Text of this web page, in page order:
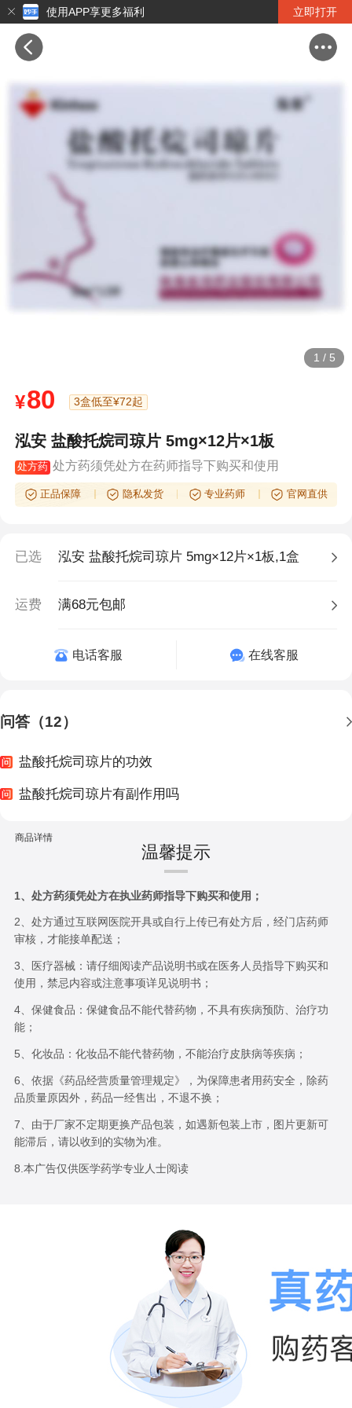
使用APP享更多福利 立即打开
1 / 5
¥80 3盒低至¥72起
泓安 盐酸托烷司琼片 5mg×12片×1板
处方药 处方药须凭处方在药师指导下购买和使用
正品保障 隐私发货 专业药师 官网直供
已选 泓安 盐酸托烷司琼片 5mg×12片×1板,1盒
运费 满68元包邮
电话客服 在线客服
问答（12）
盐酸托烷司琼片的功效
盐酸托烷司琼片有副作用吗
商品详情
温馨提示
1、处方药须凭处方在执业药师指导下购买和使用；
2、处方通过互联网医院开具或自行上传已有处方后，经门店药师
审核，才能接单配送；
3、医疗器械：请仔细阅读产品说明书或在医务人员指导下购买和
使用，禁忌内容或注意事项详见说明书；
4、保健食品：保健食品不能代替药物，不具有疾病预防、治疗功
能；
5、化妆品：化妆品不能代替药物，不能治疗皮肤病等疾病；
6、依据《药品经营质量管理规定》，为保障患者用药安全，除药
品质量原因外，药品一经售出，不退不换；
7、由于厂家不定期更换产品包装，如遇新包装上市，图片更新可
能滞后，请以收到的实物为准。
8.本广告仅供医学药学专业人士阅读